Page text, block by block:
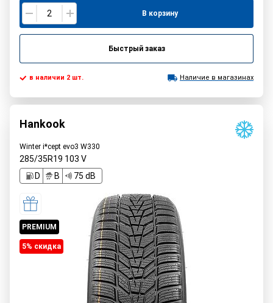
В корзину
Быстрый заказ
в наличии 2 шт. Наличие в магазинах
Hankook
Winter i*cept evo3 W330
285/35R19 103 V
D
B 75 dB
PREMIUM
5% cкидка